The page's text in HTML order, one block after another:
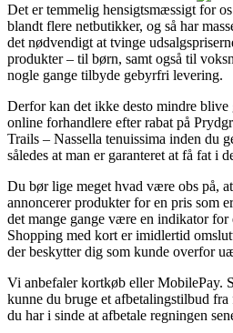
Det er temmelig hensigtsmæssigt for
blandt flere netbutikker, og så har
det nødvendigt at tvinge
produkter – til børn, samt også til
nogle gange tilbyde gebyrfri levering.
Derfor kan det ikke desto mindre
online forhandlere efter rabat på
Trails – Nassella tenuissima inden du
således at man er garanteret at få fat i
Du bør lige meget hvad være obs på,
annoncerer produkter for en pris som
det mange gange være en indikator
Shopping med kort er imidlertid
der beskytter dig som kunde overfor
Vi anbefaler kortkøb eller MobilePay.
kunne du bruge et afbetalingstilbud
du har i sinde at afbetale regningen